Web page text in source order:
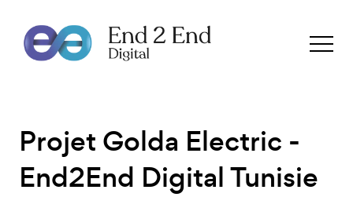
Projet Golda Electric -
End2End Digital Tunisie